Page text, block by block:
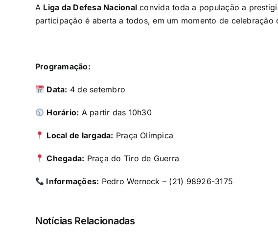
A Liga da Defesa Nacional convida toda a população a
participação é aberta a todos, em um momento de
Programação:
Data: 4 de setembro
Horário: A partir das 10h30
Local de largada: Praça Olímpica
Chegada: Praça do Tiro de Guerra
Informações: Pedro Werneck – (21) 98926-3175
Notícias Relacionadas